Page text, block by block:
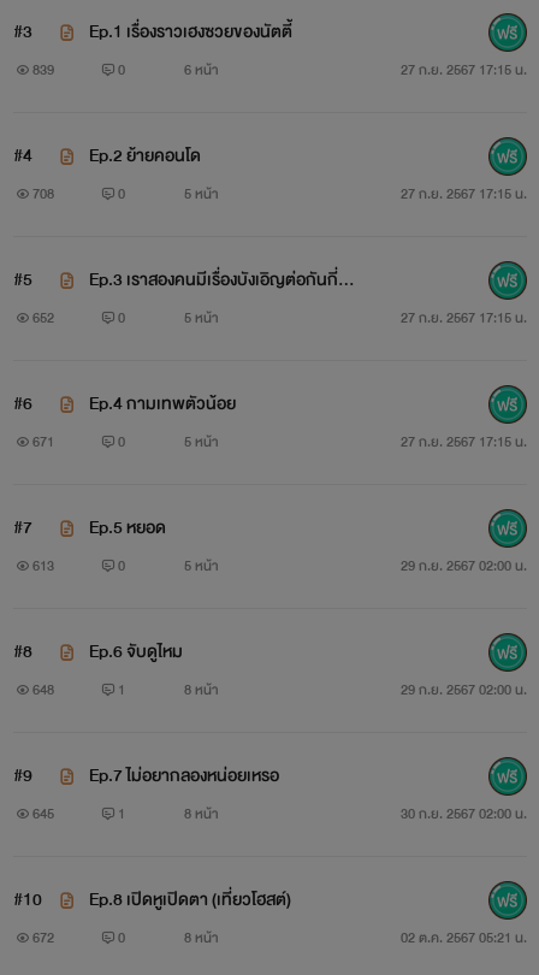
#3 Ep.1 เรื่องราวเฮงซวยของนัตตี้
839 0 6 หน้า 27 ก.ย. 2567 17:15 น.
#4 Ep.2 ย้ายคอนโด
708 0 5 หน้า 27 ก.ย. 2567 17:15 น.
#5
Ep.3 เราสองคนมีเรื่องบังเอิญต่อกันกี่ค
รั้งแล้วนะ
652 0 5 หน้า 27 ก.ย. 2567 17:15 น.
#6 Ep.4 กามเทพตัวน้อย
671 0 5 หน้า 27 ก.ย. 2567 17:15 น.
#7 Ep.5 หยอด
613 0 5 หน้า 29 ก.ย. 2567 02:00 น.
#8 Ep.6 จับดูไหม
648 1 8 หน้า 29 ก.ย. 2567 02:00 น.
#9 Ep.7 ไม่อยากลองหน่อยเหรอ
645 1 8 หน้า 30 ก.ย. 2567 02:00 น.
#10 Ep.8 เปิดหูเปิดตา (เที่ยวโฮสต์)
672 0 8 หน้า 02 ต.ค. 2567 05:21 น.